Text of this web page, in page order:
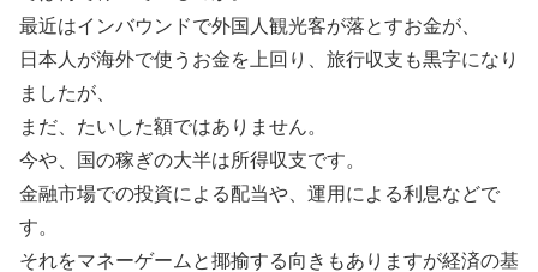
最近はインバウンドで外国人観光客が落とすお金が、
日本人が海外で使うお金を上回り、旅行収支も黒字になり
ましたが、
まだ、たいした額ではありません。
今や、国の稼ぎの大半は所得収支です。
金融市場での投資による配当や、運用による利息などで
す。
それをマネーゲームと揶揄する向きもありますが経済の基